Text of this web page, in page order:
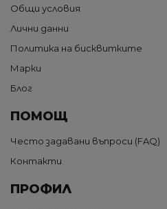
Общи условия
Лични данни
Политика на бисквитките
Марки
Блог
ПОМОЩ
Често задавани въпроси (FAQ)
Контакти
ПРОФИЛ